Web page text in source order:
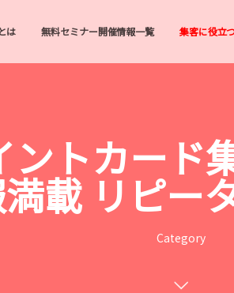
は 無料セミナー開催情報一覧 集客に役立
トカード
載 リピー
Category